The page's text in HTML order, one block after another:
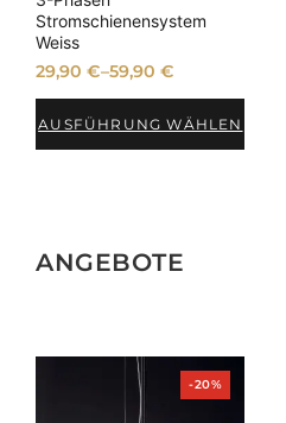
Stromschienensystem
Weiss
29,90€–59,90€
AUSFÜHRUNG WÄHLEN
ANGEBOTE
-20%Produkt
im